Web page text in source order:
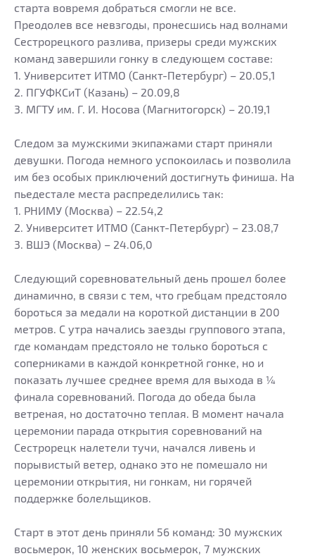
старта вовремя добраться смогли не все.
Преодолев все невзгоды, пронесшись над волнами
Сестрорецкого разлива, призеры среди мужских
команд завершили гонку в следующем составе:
1. Университет ИТМО (Санкт-Петербург) – 20.05,1
2. ПГУФКСиТ (Казань) – 20.09,8
3. МГТУ им. Г. И. Носова (Магнитогорск) – 20.19,1
Следом за мужскими экипажами старт приняли
девушки. Погода немного успокоилась и позволила
им без особых приключений достигнуть финиша. На
пьедестале места распределились так:
1. РНИМУ (Москва) – 22.54,2
2. Университет ИТМО (Санкт-Петербург) – 23.08,7
3. ВШЭ (Москва) – 24.06,0
Следующий соревновательный день прошел более
динамично, в связи с тем, что гребцам предстояло
бороться за медали на короткой дистанции в 200
метров. С утра начались заезды группового этапа,
где командам предстояло не только бороться с
соперниками в каждой конкретной гонке, но и
показать лучшее среднее время для выхода в ¼
финала соревнований. Погода до обеда была
ветреная, но достаточно теплая. В момент начала
церемонии парада открытия соревнований на
Сестрорецк налетели тучи, начался ливень и
порывистый ветер, однако это не помешало ни
церемонии открытия, ни гонкам, ни горячей
поддержке болельщиков.
Старт в этот день приняли 56 команд: 30 мужских
восьмерок, 10 женских восьмерок, 7 мужских